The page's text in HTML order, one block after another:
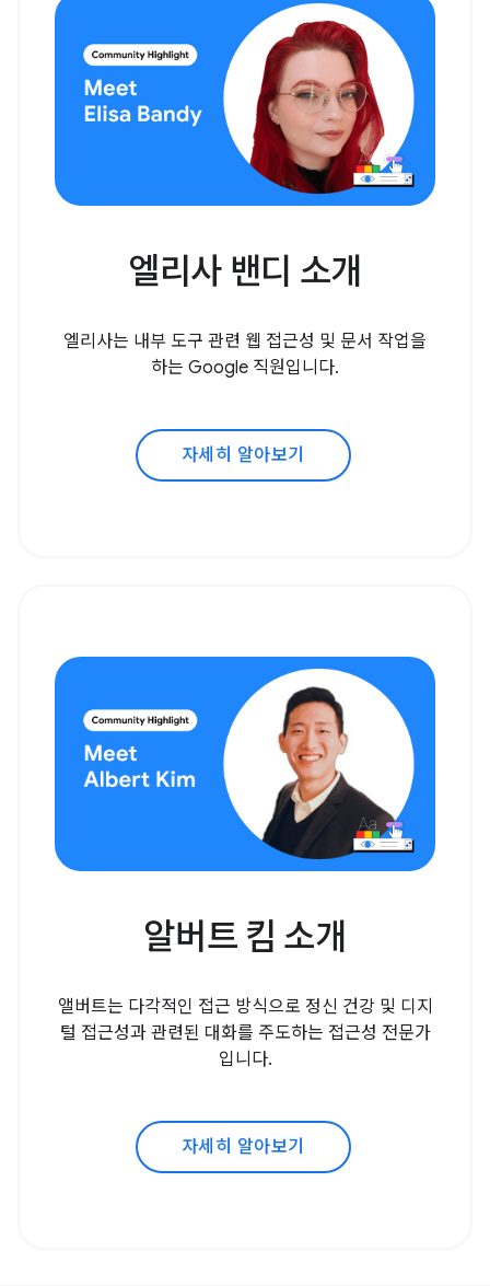
엘리사 밴디 소개
엘리사는 내부 도구 관련 웹 접근성 및 문서 작업을
하는 Google 직원입니다.
자세히 알아보기
알버트 킴 소개
앨버트는 다각적인 접근 방식으로 정신 건강 및 디지
털 접근성과 관련된 대화를 주도하는 접근성 전문가
입니다.
자세히 알아보기